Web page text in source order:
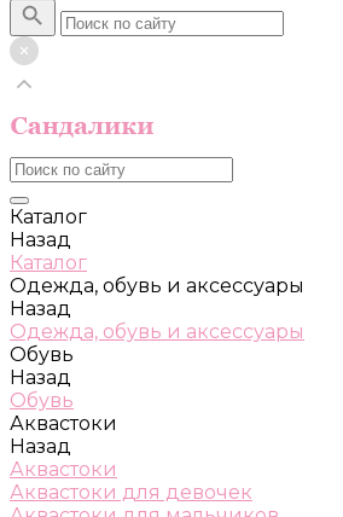
Каталог
Назад
Каталог
Одежда, обувь и аксессуары
Назад
Одежда, обувь и аксессуары
Обувь
Назад
Обувь
Аквастоки
Назад
Аквастоки
Аквастоки для девочек